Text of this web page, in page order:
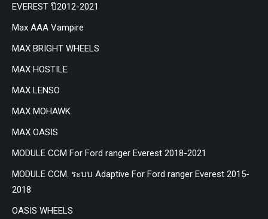
EVEREST ปี2012-2021
Max AAA Vampire
MAX BRIGHT WHEELS
MAX HOSTILE
MAX LENSO
MAX MOHAWK
MAX OASIS
MODULE CCM For Ford ranger Everest 2018-2021
MODULE CCM. ระบบ Adaptive For Ford ranger Everest 2015-
2018
OASIS WHEELS